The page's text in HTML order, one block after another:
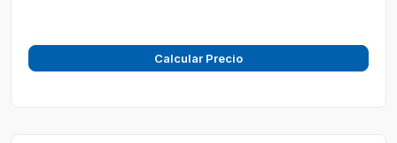
Calcular Precio